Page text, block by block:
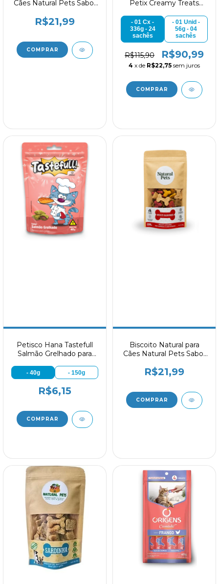
Cães Natural Pets Sabor
R$21,99
Petix Creamy Treats
- 01 Cx -
336g - 24
sachês
- 01 Unid -
56g - 04
sachês
R$115,90 R$90,99
4 x de R$22,75 sem juros
Petisco Hana Tastefull
Salmão Grelhado para
- 40g - 150g
R$6,15
Biscoito Natural para
Cães Natural Pets Sabor
R$21,99